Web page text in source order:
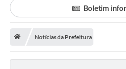
Ouvidorias
Carta de Serviços
Boletim
Notícias da Prefeitura